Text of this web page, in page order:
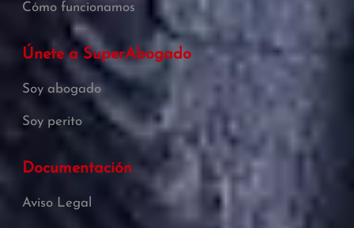
Cómo funcionamos
Únete a SuperAbogado
Soy abogado
Soy perito
Documentación
Aviso Legal